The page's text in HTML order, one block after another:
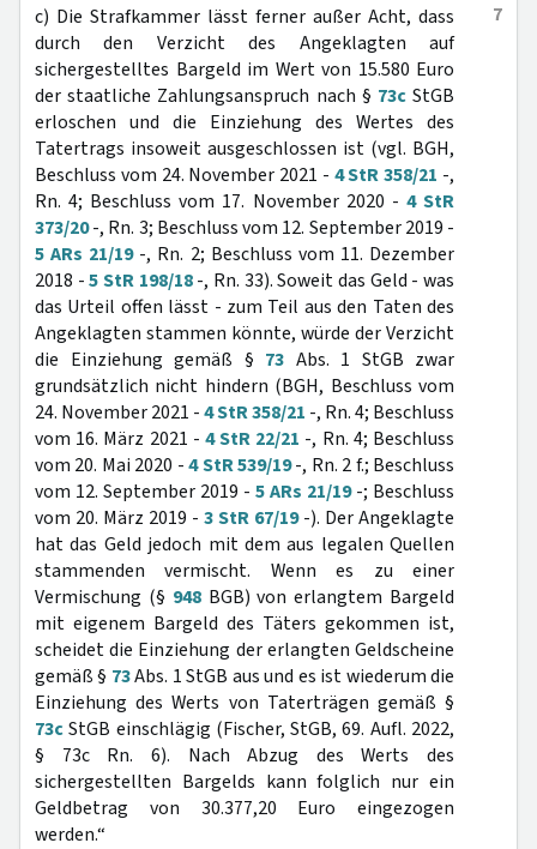
7
c) Die Strafkammer lässt ferner außer Acht, dass
durch den Verzicht des Angeklagten auf
sichergestelltes Bargeld im Wert von 15.580 Euro
der staatliche Zahlungsanspruch nach § 73cStGB
erloschen und die Einziehung des Wertes des
Tatertrags insoweit ausgeschlossen ist (vgl. BGH,
Beschluss vom 24. November 2021 - 4 StR 358/21 -,
Rn. 4; Beschluss vom 17. November 2020 - 4 StR
373/20-, Rn. 3; Beschluss vom 12. September 2019 -
5 ARs 21/19-, Rn. 2; Beschluss vom 11. Dezember
2018 -5 StR 198/18-, Rn. 33). Soweit das Geld - was
das Urteil offen lässt - zum Teil aus den Taten des
Angeklagten stammen könnte, würde der Verzicht
die Einziehung gemäß § 73 Abs. 1 StGB zwar
grundsätzlich nicht hindern (BGH, Beschluss vom
24. November 2021 -4 StR 358/21 -, Rn. 4; Beschluss
vom 16. März 2021 - 4 StR 22/21 -, Rn. 4; Beschluss
vom 20. Mai 2020 -4 StR 539/19-, Rn. 2 f.; Beschluss
vom 12. September 2019 - 5 ARs 21/19-; Beschluss
vom 20. März 2019 - 3 StR 67/19-). Der Angeklagte
hat das Geld jedoch mit dem aus legalen Quellen
stammenden vermischt. Wenn es zu einer
Vermischung (§ 948BGB) von erlangtem Bargeld
mit eigenem Bargeld des Täters gekommen ist,
scheidet die Einziehung der erlangten Geldscheine
gemäß § 73Abs. 1 StGB aus und es ist wiederum die
Einziehung des Werts von Taterträgen gemäß §
73cStGB einschlägig (Fischer, StGB, 69. Aufl. 2022,
§ 73c Rn. 6). Nach Abzug des Werts des
sichergestellten Bargelds kann folglich nur ein
Geldbetrag von 30.377,20 Euro eingezogen
werden.“